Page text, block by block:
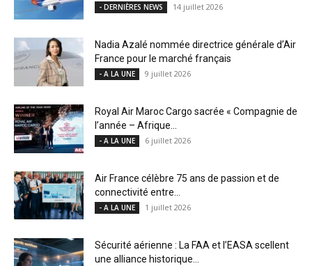
- DERNIÈRES NEWS 14 juillet 2026
Nadia Azalé nommée directrice générale d’Air
France pour le marché français
- A LA UNE 9 juillet 2026
Royal Air Maroc Cargo sacrée « Compagnie de
l’année – Afrique...
- A LA UNE 6 juillet 2026
Air France célèbre 75 ans de passion et de
connectivité entre...
- A LA UNE 1 juillet 2026
Sécurité aérienne : La FAA et l’EASA scellent
une alliance historique...